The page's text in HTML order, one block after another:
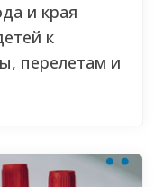
и края
к
перелетам и